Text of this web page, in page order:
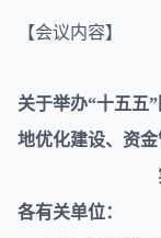
【会议内容】
关于举办“十五五
地优化建设、资
各有关单位：